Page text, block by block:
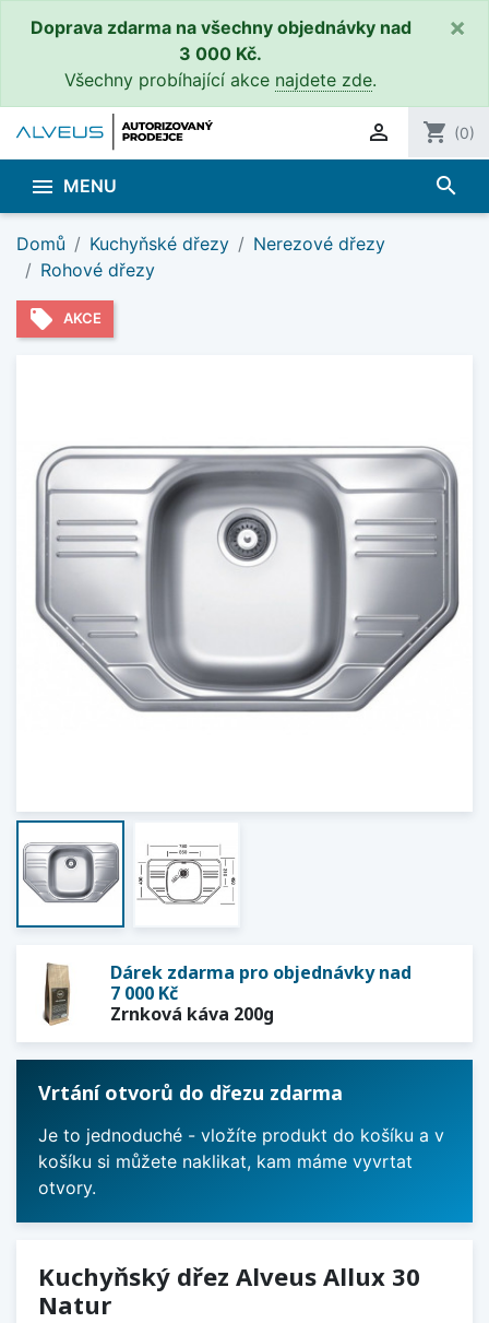
Doprava zdarma na všechny objednávky nad
3 000 Kč.
Všechny probíhající akce najdete zde.
×
 shopping_cart (0)
 MENU search
Domů Kuchyňské dřezy
Nerezové dřezy
Rohové dřezy
local_offer AKCE
Dárek zdarma pro objednávky nad
7 000 Kč
Zrnková káva 200g
Vrtání otvorů do dřezu zdarma
Je to jednoduché - vložíte produkt do košíku a v
košíku si můžete naklikat, kam máme vyvrtat
otvory.
Kuchyňský dřez Alveus Allux 30
Natur